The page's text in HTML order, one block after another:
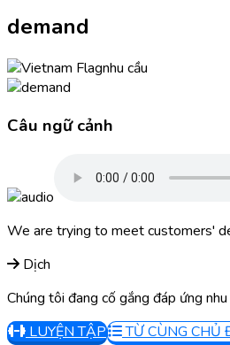
demand
nhu cầu
Câu ngữ cảnh
We are trying to meet customers'
Dịch
Chúng tôi đang cố gắng đáp ứng nhu
LUYỆN TẬP
TỪ CÙNG CHỦ